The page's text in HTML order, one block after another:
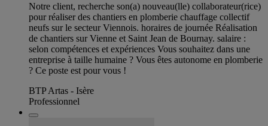
Notre client, recherche son(a) nouveau(lle) collaborateur(rice)
pour réaliser des chantiers en plomberie chauffage collectif
neufs sur le secteur Viennois. horaires de journée Réalisation
de chantiers sur Vienne et Saint Jean de Bournay. salaire :
selon compétences et expériences Vous souhaitez dans une
entreprise à taille humaine ? Vous êtes autonome en plomberie
? Ce poste est pour vous !
BTP Artas - Isère
Professionnel